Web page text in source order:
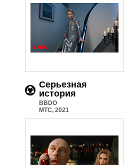
Серьезная
история
BBDO
МТС, 2021